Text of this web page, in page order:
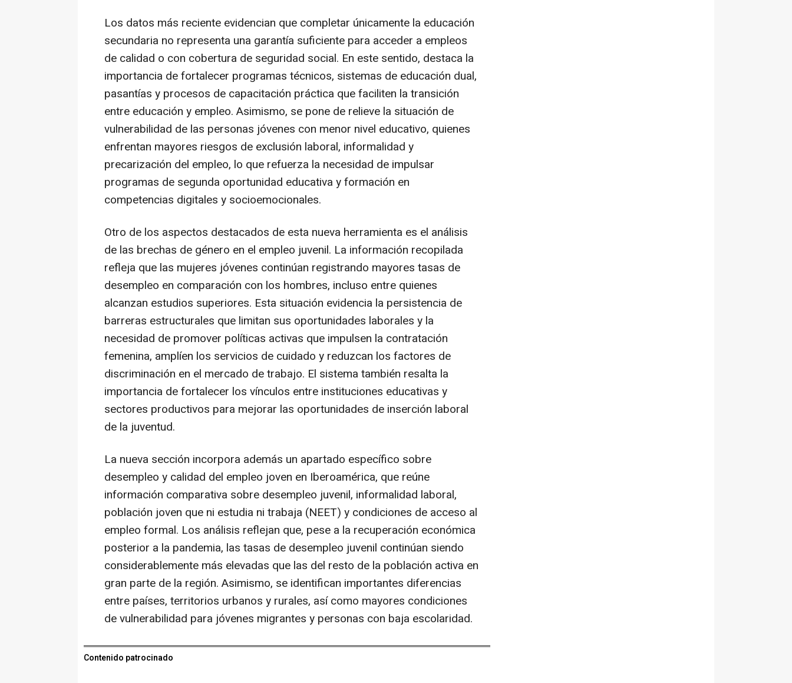
Los datos más reciente evidencian que completar únicamente la educación
secundaria no representa una garantía suficiente para acceder a empleos
de calidad o con cobertura de seguridad social. En este sentido, destaca la
importancia de fortalecer programas técnicos, sistemas de educación dual,
pasantías y procesos de capacitación práctica que faciliten la transición
entre educación y empleo. Asimismo, se pone de relieve la situación de
vulnerabilidad de las personas jóvenes con menor nivel educativo, quienes
enfrentan mayores riesgos de exclusión laboral, informalidad y
precarización del empleo, lo que refuerza la necesidad de impulsar
programas de segunda oportunidad educativa y formación en
competencias digitales y socioemocionales.
Otro de los aspectos destacados de esta nueva herramienta es el análisis
de las brechas de género en el empleo juvenil. La información recopilada
refleja que las mujeres jóvenes continúan registrando mayores tasas de
desempleo en comparación con los hombres, incluso entre quienes
alcanzan estudios superiores. Esta situación evidencia la persistencia de
barreras estructurales que limitan sus oportunidades laborales y la
necesidad de promover políticas activas que impulsen la contratación
femenina, amplíen los servicios de cuidado y reduzcan los factores de
discriminación en el mercado de trabajo. El sistema también resalta la
importancia de fortalecer los vínculos entre instituciones educativas y
sectores productivos para mejorar las oportunidades de inserción laboral
de la juventud.
La nueva sección incorpora además un apartado específico sobre
desempleo y calidad del empleo joven en Iberoamérica, que reúne
información comparativa sobre desempleo juvenil, informalidad laboral,
población joven que ni estudia ni trabaja (NEET) y condiciones de acceso al
empleo formal. Los análisis reflejan que, pese a la recuperación económica
posterior a la pandemia, las tasas de desempleo juvenil continúan siendo
considerablemente más elevadas que las del resto de la población activa en
gran parte de la región. Asimismo, se identifican importantes diferencias
entre países, territorios urbanos y rurales, así como mayores condiciones
de vulnerabilidad para jóvenes migrantes y personas con baja escolaridad.
Contenido patrocinado